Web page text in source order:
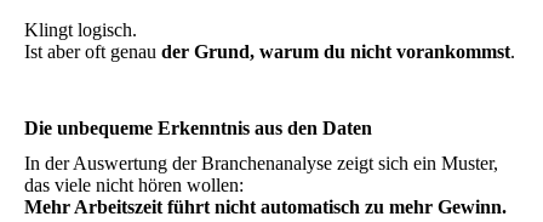
Klingt logisch.
Ist aber oft genau der Grund, warum du nicht vorankommst.
Die unbequeme Erkenntnis aus den Daten
In der Auswertung der Branchenanalyse zeigt sich ein Muster,
das viele nicht hören wollen:
Mehr Arbeitszeit führt nicht automatisch zu mehr Gewinn.